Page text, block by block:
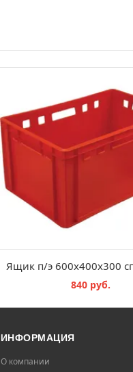
840 руб.
ИНФОРМАЦИЯ
О компании